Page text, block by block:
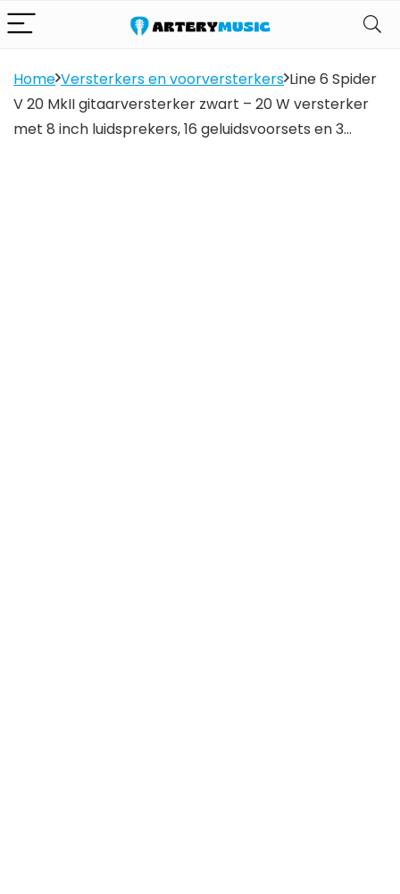
Home Versterkers en voorversterkers Line 6 Spider
V 20 MkII gitaarversterker zwart – 20 W versterker
met 8 inch luidsprekers, 16 geluidsvoorsets en 3…